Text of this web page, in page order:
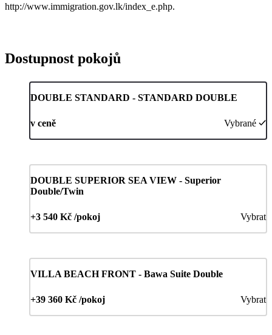
http://www.immigration.gov.lk/index_e.php.
Dostupnost pokojů
DOUBLE STANDARD - STANDARD DOUBLE
v ceně Vybrané
DOUBLE SUPERIOR SEA VIEW - Superior
Double/Twin
+3 540 Kč /pokoj Vybrat
VILLA BEACH FRONT - Bawa Suite Double
+39 360 Kč /pokoj Vybrat